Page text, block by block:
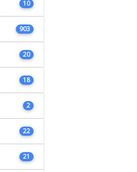
10
903
20
18
2
22
21